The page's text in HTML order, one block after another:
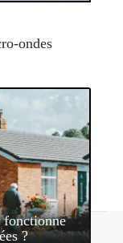
ondes
fonctionne
?
Sitemap